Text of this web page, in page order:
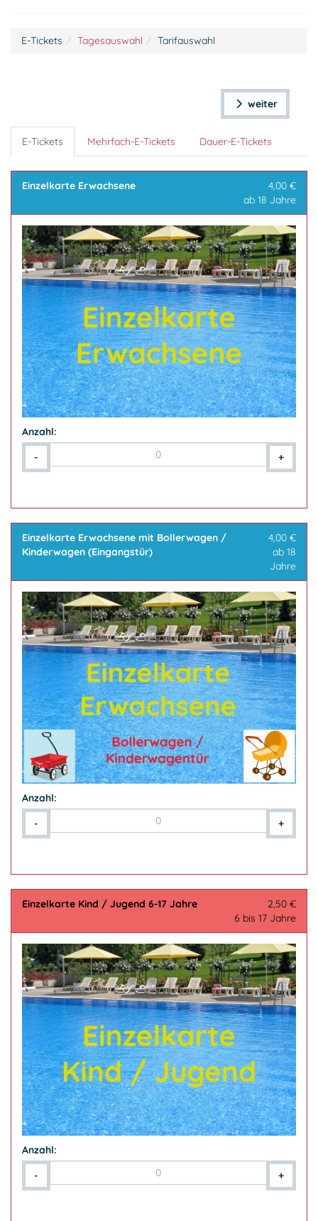
E-Tickets Tagesauswahl Tarifauswahl
weiter
E-Tickets Mehrfach-E-Tickets Dauer-E-Tickets
Einzelkarte Erwachsene
4,00 €
ab 18 Jahre
Anzahl:
-
+
Einzelkarte Erwachsene mit Bollerwagen /
Kinderwagen (Eingangstür)
4,00 €
ab 18
Jahre
Anzahl:
-
+
Einzelkarte Kind / Jugend 6-17 Jahre
2,50 €
6 bis 17 Jahre
Anzahl:
-
+